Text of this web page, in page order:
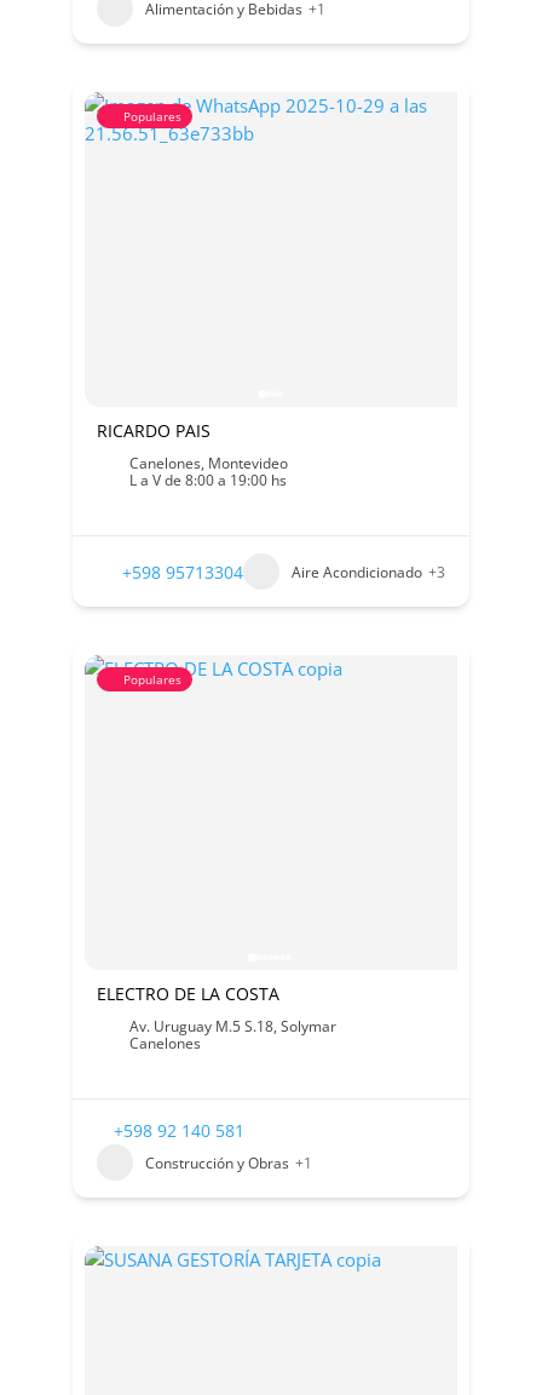
Alimentación y Bebidas +1
Populares
RICARDO PAIS
Canelones, Montevideo
L a V de 8:00 a 19:00 hs
+598 95713304 Aire Acondicionado +3
Populares
ELECTRO DE LA COSTA
Av. Uruguay M.5 S.18, Solymar
Canelones
+598 92 140 581
Construcción y Obras +1